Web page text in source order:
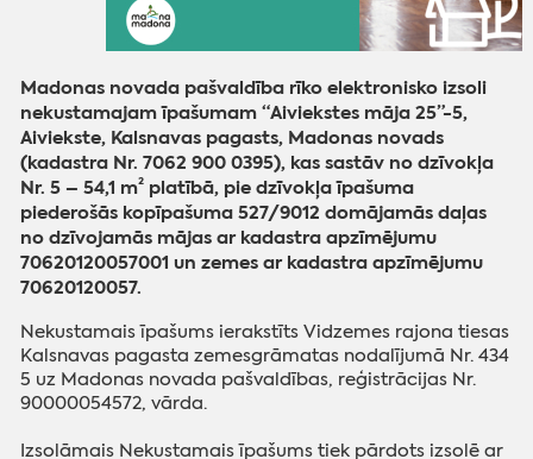
Madonas novada pašvaldība rīko elektronisko izsoli
nekustamajam īpašumam “Aiviekstes māja 25”-5,
Aiviekste, Kalsnavas pagasts, Madonas novads
(kadastra Nr. 7062 900 0395), kas sastāv no dzīvokļa
Nr. 5 – 54,1 m² platībā, pie dzīvokļa īpašuma
piederošās kopīpašuma 527/9012 domājamās daļas
no dzīvojamās mājas ar kadastra apzīmējumu
70620120057001 un zemes ar kadastra apzīmējumu
70620120057.
Nekustamais īpašums ierakstīts Vidzemes rajona tiesas
Kalsnavas pagasta zemesgrāmatas nodalījumā Nr. 434
5 uz Madonas novada pašvaldības, reģistrācijas Nr.
90000054572, vārda.
Izsolāmais Nekustamais īpašums tiek pārdots izsolē ar